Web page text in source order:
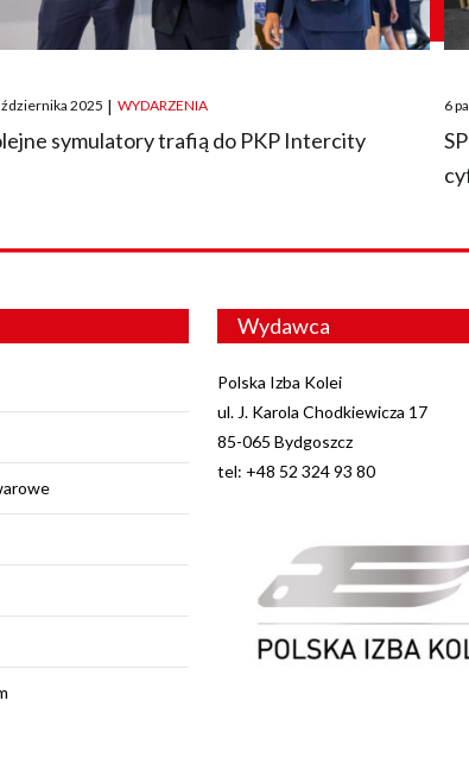
2025 | WYDARZENIA
symulatory trafią do PKP Intercity
on
6
Wydawca
Polska Izba Kolei
ul. J. Karola Chodkiewicza 17
85-065 Bydgoszcz
tel: +48 52 324 93 80